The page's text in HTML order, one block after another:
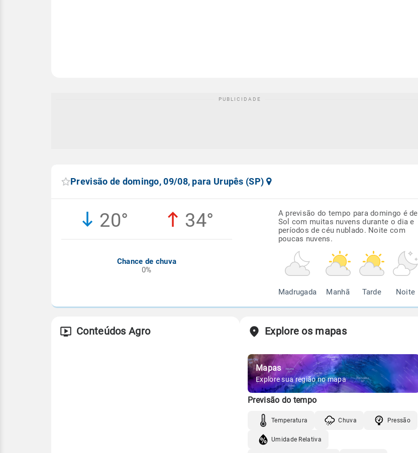
Previsão de domingo, 09/08, para Urupês (SP)
20° 34°
Chance de chuva
0%
A previsão do tempo para domingo é de
Sol com muitas nuvens durante o dia e
períodos de céu nublado. Noite com
poucas nuvens.
Madrugada Manhã Tarde Noite
Conteúdos Agro Explore os mapas
Mapas
Explore sua região no mapa
Previsão do tempo
Temperatura Chuva Pressão
Umidade Relativa